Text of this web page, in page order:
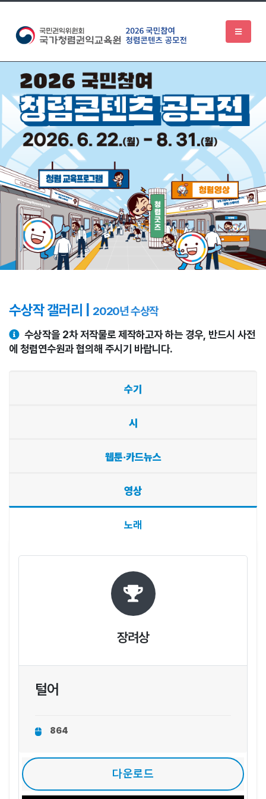
수상작 갤러리 | 2020년 수상작
수상작을 2차 저작물로 제작하고자 하는 경우, 반드시 사전
에 청렴연수원과 협의해 주시기 바랍니다.
수기
시
웹툰·카드뉴스
영상
노래
장려상
털어
864
다운로드